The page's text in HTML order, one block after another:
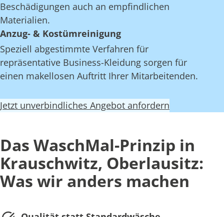
Beschädigungen auch an empfindlichen
Materialien.
Anzug- & Kostümreinigung
Speziell abgestimmte Verfahren für
repräsentative Business-Kleidung sorgen für
einen makellosen Auftritt Ihrer Mitarbeitenden.
Jetzt unverbindliches Angebot anfordern
Das WaschMal-Prinzip in
Krauschwitz, Oberlausitz:
Was wir anders machen